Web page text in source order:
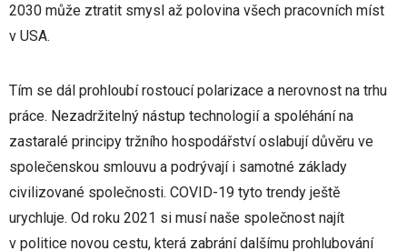
2030 může ztratit smysl až polovina všech pracovních míst
v USA.
Tím se dál prohloubí rostoucí polarizace a nerovnost na trhu
práce. Nezadržitelný nástup technologií a spoléhání na
zastaralé principy tržního hospodářství oslabují důvěru ve
společenskou smlouvu a podrývají i samotné základy
civilizované společnosti. COVID-19 tyto trendy ještě
urychluje. Od roku 2021 si musí naše společnost najít
v politice novou cestu, která zabrání dalšímu prohlubování